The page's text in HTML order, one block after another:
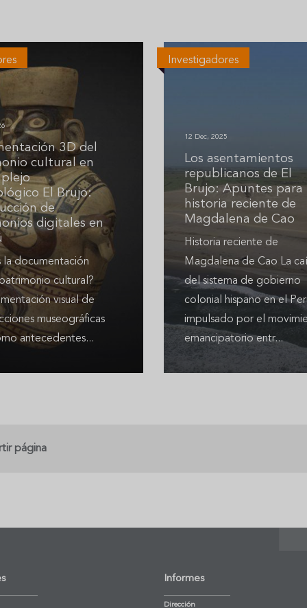
3D del
cultural en
El Brujo:
de
digitales en
la documentación
cultural?
visual de
museográficas
antecedentes...
Investigadores
12 Dec, 2025
Los asentamientos
republicanos de El
Brujo: Apuntes para
historia reciente de
Magdalena de Cao
Historia reciente de
Magdalena de Cao La
del sistema de gobierno
colonial hispano en el
impulsado por el
emancipatorio entr...
página
Informes
Dirección